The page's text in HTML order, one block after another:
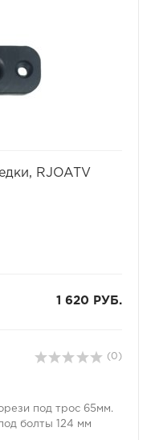
RJOATV
1 620 РУБ.
(0)
под трос 65мм.
болты 124 мм